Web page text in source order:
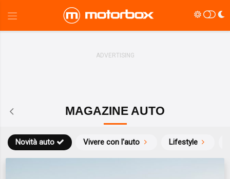
MAGAZINE AUTO
Novità auto Vivere con l'auto Lifestyle